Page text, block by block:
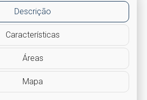
Descrição
Características
Áreas
Mapa